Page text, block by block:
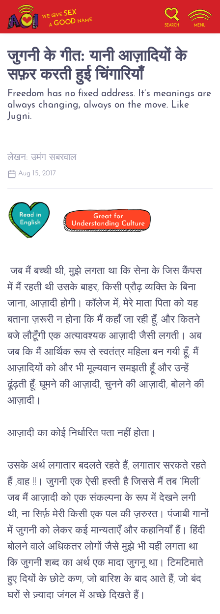
WE GIVESEX
AGOOD NAME
SEARCH MENU
जुगनी के गीत: यानी आज़ादियों के
सफ़र करती हुई चिंगारियाँ
Freedom has no fixed address. It’s meanings are
always changing, always on the move. Like
Jugni.
लेखन: उमंग सबरवाल
Aug 15, 2017
जब मैं बच्ची थी, मुझे लगता था कि सेना के जिस कैंपस
में मैं रहती थी उसके बाहर, किसी प्रौढ़ व्यक्ति के बिना
जाना, आज़ादी होगी। कॉलेज में, मेरे माता पिता को यह
बताना ज़रूरी न होना कि मैं कहाँ जा रही हूँ, और कितने
बजे लौटूँगी एक अत्यावश्यक आज़ादी जैसी लगती। अब
जब कि मैं आर्थिक रूप से स्वतंत्र महिला बन गयी हूँ, मैं
आज़ादियों को और भी मूल्यवान समझती हूँ और उन्हें
ढूंढ़ती हूँ: घूमने की आज़ादी, चुनने की आज़ादी, बोलने की
आज़ादी।
आज़ादी का कोई निर्धारित पता नहीं होता।
उसके अर्थ लगातार बदलते रहते हैं, लगातार सरकते रहते
हैं ,वाह !!। जुगनी एक ऐसी हस्ती है जिससे मैं तब ‘मिली’
जब मैं आज़ादी को एक संकल्पना के रूप में देखने लगी
थी, ना सिर्फ़ मेरी किसी एक पल की ज़रुरत। पंजाबी गानों
में जुगनी को लेकर कई मान्यताएँ और कहानियाँ हैं। हिंदी
बोलने वाले अधिकतर लोगों जैसे मुझे भी यही लगता था
कि जुगनी शब्द का अर्थ एक मादा जुगनू था। टिमटिमाते
हुए दियों के छोटे कण, जो बारिश के बाद आते हैं, जो बंद
घरों से ज़्यादा जंगल में अच्छे दिखते हैं।